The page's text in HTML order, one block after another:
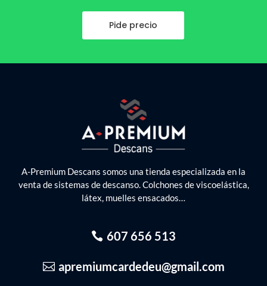
Pide precio
A-Premium Descans somos una tienda especializada en la
venta de sistemas de descanso. Colchones de viscoelástica,
látex, muelles ensacados…
607 656 513
apremiumcardedeu@gmail.com